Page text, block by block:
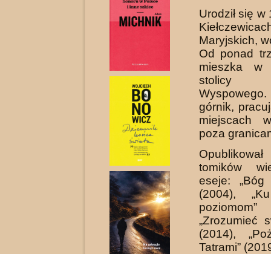
Urodził się
Maryjskich,
Od ponad
mieszka w
stolicy
górnik,
miejscach
poza
tomików
eseje:
(2004),
„Zrozumieć
(2014),
Tatrami”